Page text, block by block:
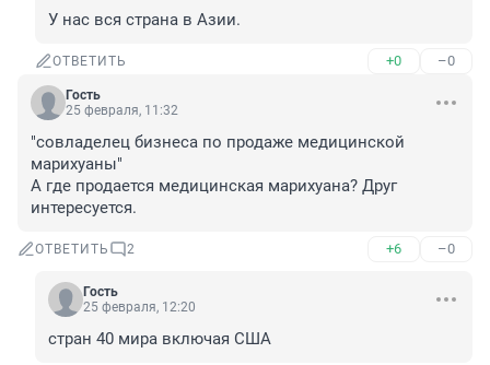
У нас вся страна в Азии.
ОТВЕТИТЬ +0 –0
Гость
25 февраля, 11:32
"совладелец бизнеса по продаже медицинской
марихуаны"
А где продается медицинская марихуана? Друг
интересуется.
ОТВЕТИТЬ 2 +6 –0
Гость
25 февраля, 12:20
стран 40 мира включая США